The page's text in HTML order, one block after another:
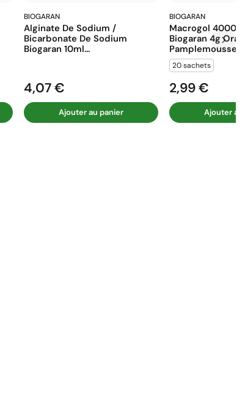
BIOGARAN
Alginate De Sodium /
Bicarbonate De Sodium
Biogaran 10ml...
Prix
4,07 €
Ajouter au panier
BIOGARAN
Macrogol 4000
Biogaran 4g
Pamplemousse...
20 sachets
Prix
2,99 €
Ajouter au